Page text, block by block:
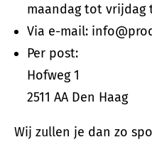
maandag tot vrijdag
Via e-mail:
Per post:
Hofweg 1
2511 AA Den Haag
Wij zullen je dan zo